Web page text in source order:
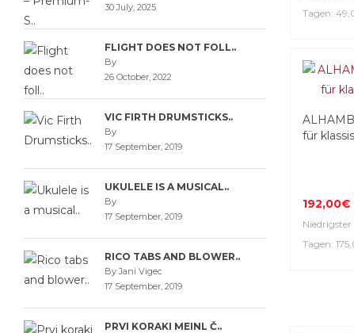
30 July, 2025
FLIGHT DOES NOT FOLL..
By
26 October, 2022
VIC FIRTH DRUMSTICKS..
By
17 September, 2019
UKULELE IS A MUSICAL..
By
17 September, 2019
RICO TABS AND BLOWER..
By Jani Vigec
17 September, 2019
PRVI KORAKI MEINL Č..
Tagen:
für
192,00€
Tagen: